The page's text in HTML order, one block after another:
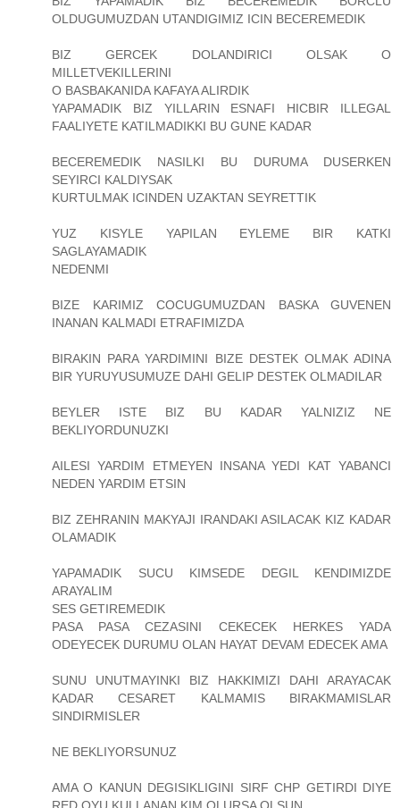
OLDUGUMUZDAN UTANDIGIMIZ ICIN BECEREMEDIK
BIZ GERCEK DOLANDIRICI OLSAK O
MILLETVEKILLERINI
O BASBAKANIDA KAFAYA ALIRDIK
YAPAMADIK BIZ YILLARIN ESNAFI HICBIR ILLEGAL
FAALIYETE KATILMADIKKI BU GUNE KADAR
BECEREMEDIK NASILKI BU DURUMA DUSERKEN
SEYIRCI KALDIYSAK
KURTULMAK ICINDEN UZAKTAN SEYRETTIK
YUZ KISYLE YAPILAN EYLEME BIR KATKI
SAGLAYAMADIK
NEDENMI
BIZE KARIMIZ COCUGUMUZDAN BASKA GUVENEN
INANAN KALMADI ETRAFIMIZDA
BIRAKIN PARA YARDIMINI BIZE DESTEK OLMAK ADINA
BIR YURUYUSUMUZE DAHI GELIP DESTEK OLMADILAR
BEYLER ISTE BIZ BU KADAR YALNIZIZ NE
BEKLIYORDUNUZKI
AILESI YARDIM ETMEYEN INSANA YEDI KAT YABANCI
NEDEN YARDIM ETSIN
BIZ ZEHRANIN MAKYAJI IRANDAKI ASILACAK KIZ KADAR
OLAMADIK
YAPAMADIK SUCU KIMSEDE DEGIL KENDIMIZDE
ARAYALIM
SES GETIREMEDIK
PASA PASA CEZASINI CEKECEK HERKES YADA
ODEYECEK DURUMU OLAN HAYAT DEVAM EDECEK AMA
SUNU UNUTMAYINKI BIZ HAKKIMIZI DAHI ARAYACAK
KADAR CESARET KALMAMIS BIRAKMAMISLAR
SINDIRMISLER
NE BEKLIYORSUNUZ
AMA O KANUN DEGISIKLIGINI SIRF CHP GETIRDI DIYE